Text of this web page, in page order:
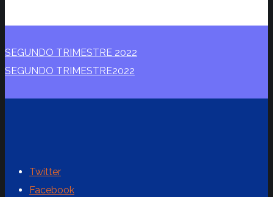
SEGUNDO TRIMESTRE 2022
SEGUNDO TRIMESTRE2022
Twitter
Facebook